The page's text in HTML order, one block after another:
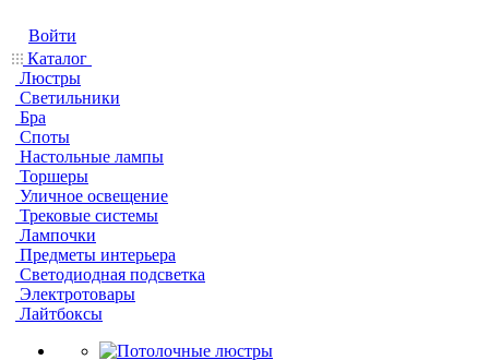
Войти
Каталог
Люстры
Светильники
Бра
Споты
Настольные лампы
Торшеры
Уличное освещение
Трековые системы
Лампочки
Предметы интерьера
Светодиодная подсветка
Электротовары
Лайтбоксы